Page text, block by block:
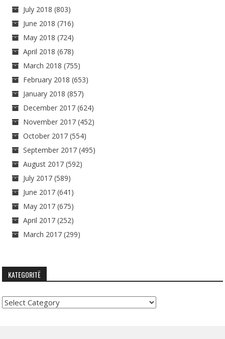
July 2018 (803)
June 2018 (716)
May 2018 (724)
April 2018 (678)
March 2018 (755)
February 2018 (653)
January 2018 (857)
December 2017 (624)
November 2017 (452)
October 2017 (554)
September 2017 (495)
August 2017 (592)
July 2017 (589)
June 2017 (641)
May 2017 (675)
April 2017 (252)
March 2017 (299)
KATEGORITË
Kategoritë